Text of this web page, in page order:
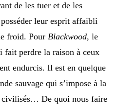
de les tuer et de les
leur esprit affaibli
froid. Pour Blackwood, le
fait perdre la raison à ceux
endurcis. Il est en quelque
sauvage qui s’impose à la
civilisés… De quoi nous faire